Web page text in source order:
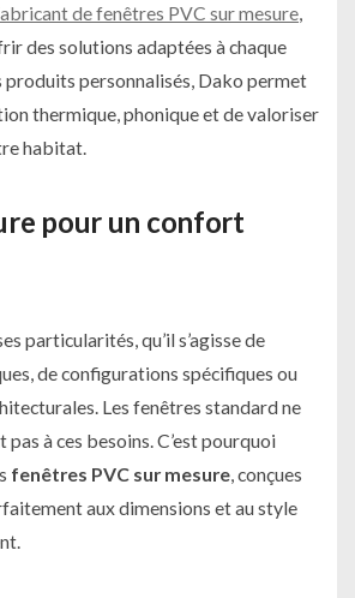
de fenêtres PVC sur mesure,
des solutions adaptées à chaque
produits personnalisés, Dako permet
thermique, phonique et de valoriser
habitat.
pour un confort
particularités, qu’il s’agisse de
de configurations spécifiques ou
Les fenêtres standard ne
à ces besoins. C’est pourquoi
fenêtres PVC sur mesure, conçues
aux dimensions et au style